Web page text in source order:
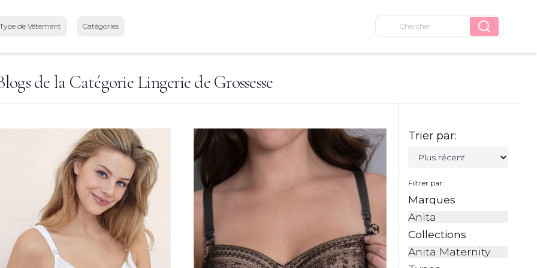
Type de Vêtement Catégories
de la CatégorieLingerie de Grossesse
Trier par:
Filtrer par:
Marques
Anita
Collections
Anita Maternity